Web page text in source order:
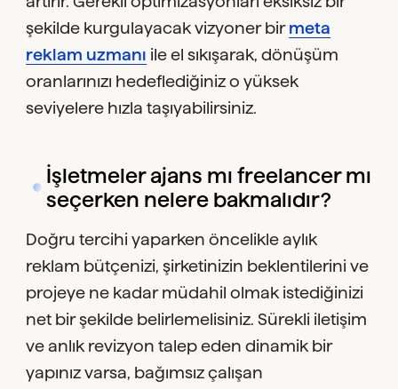
şekilde kurgulayacak vizyoner bir meta
reklam uzmanı ile el sıkışarak, dönüşüm
oranlarınızı hedeflediğiniz o yüksek
seviyelere hızla taşıyabilirsiniz.
İşletmeler ajans mı freelancer mı
seçerken nelere bakmalıdır?
Doğru tercihi yaparken öncelikle aylık
reklam bütçenizi, şirketinizin beklentilerini ve
projeye ne kadar müdahil olmak istediğinizi
net bir şekilde belirlemelisiniz. Sürekli iletişim
ve anlık revizyon talep eden dinamik bir
yapınız varsa, bağımsız çalışan